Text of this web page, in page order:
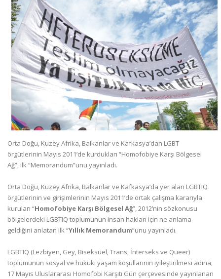
Orta Doğu, Kuzey Afrika, Balkanlar ve Kafkasya’dan LGBT
örgütlerinin Mayıs 2011’de kurdukları “Homofobiye Karşı Bölgesel
Ağ”, ilk “Memorandum”unu yayınladı.
Orta Doğu, Kuzey Afrika, Balkanlar ve Kafkasya’da yer alan LGBTIQ
örgütlerinin ve girişimlerinin Mayıs 2011’de ortak çalışma kararıyla
kurulan “Homofobiye Karşı Bölgesel Ağ”, 2012’nin sözkonusu
bölgelerdeki LGBTIQ toplumunun insan hakları için ne anlama
geldiğini anlatan ilk “Yıllık Memorandum”unu yayınladı.
LGBTIQ (Lezbiyen, Gey, Biseksüel, Trans, İnterseks ve Queer)
toplumunun sosyal ve hukuki yaşam koşullarının iyileştirilmesi adına,
17 Mayıs Uluslararası Homofobi Karşıtı Gün çerçevesinde yayınlanan